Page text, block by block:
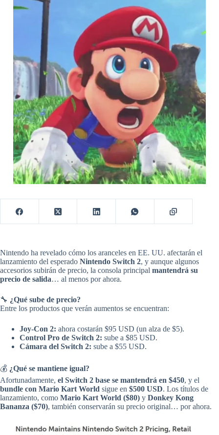
Nintendo ha revelado cómo los aranceles en EE. UU. afectarán el
lanzamiento del esperado Nintendo Switch 2, y aunque algunos
accesorios subirán de precio, la consola principal mantendrá su
precio de salida… al menos por ahora.
🔧 ¿Qué sube de precio?
Entre los productos que verán aumentos se encuentran:
Joy-Con 2: ahora costarán $95 USD (un alza de $5).
Control Pro de Switch 2: sube a $85 USD.
Cámara del Switch 2: sube a $55 USD.
💰 ¿Qué se mantiene igual?
Afortunadamente, el Switch 2 base se mantendrá en $450, y el
bundle con Mario Kart World sigue en $500 USD. Los títulos de
lanzamiento, como Mario Kart World ($80) y Donkey Kong
Bananza ($70), también conservarán su precio original… por ahora.